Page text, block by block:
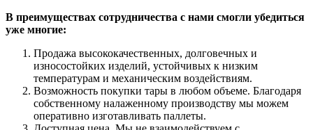
В преимуществах сотрудничества с нами смогли убедиться
уже многие:
Продажа высококачественных, долговечных и
износостойких изделий, устойчивых к низким
температурам и механическим воздействиям.
Возможность покупки тары в любом объеме. Благодаря
собственному налаженному производству мы можем
оперативно изготавливать паллеты.